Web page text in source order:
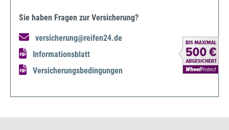
Sie haben Fragen zur Versicherung?
versicherung@reifen24.de
Informationsblatt
Versicherungsbedingungen